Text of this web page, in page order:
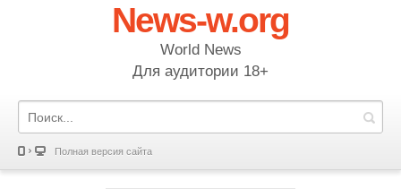
News-w.org
World News
Для аудитории 18+
Полная версия сайта